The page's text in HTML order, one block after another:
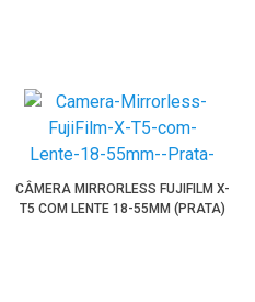
CÂMERA MIRRORLESS FUJIFILM X-
T5 COM LENTE 18-55MM (PRATA)